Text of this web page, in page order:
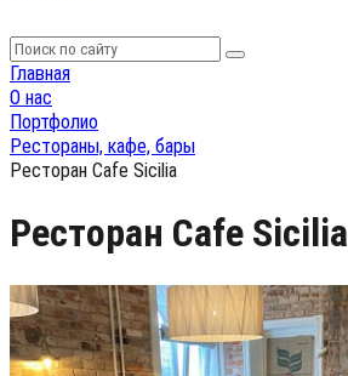
Главная
О нас
Портфолио
Рестораны, кафе, бары
Ресторан Cafe Sicilia
Ресторан Cafe Sicilia